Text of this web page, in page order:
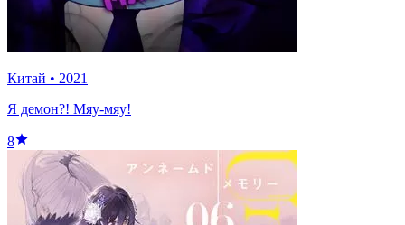
Китай • 2021
Я демон?! Мяу-мяу!
8